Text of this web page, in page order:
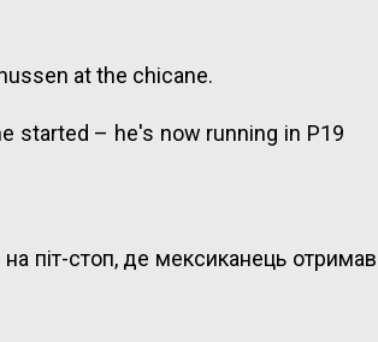
at the chicane.
started – he's now running in P19
піт-стоп, де мексиканець отримав